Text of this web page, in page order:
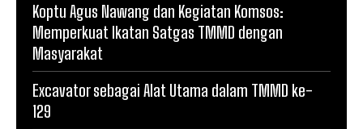
Koptu Agus Nawang dan Kegiatan Komsos:
Memperkuat Ikatan Satgas TMMD dengan
Masyarakat
Excavator sebagai Alat Utama dalam TMMD ke-
129